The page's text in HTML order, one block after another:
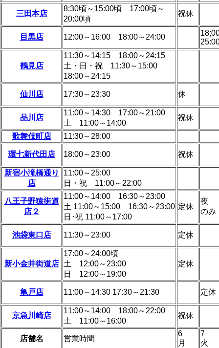
三田本店
8:30頃～15:00頃 17:00頃～
20:00頃
祝休
目黒店 12:00～16:00 18:00～24:00
鶴見店
11:30～14:15 18:00～24:15
土・日・祝 11:30～15:00
18:00～24:15
仙川店 17:30～23:30 休
品川店
11:00～14:30 17:00～21:00
土 11:00～14:00
祝休
歌舞伎町店 11:30～28:00
環七新代田店 18:00～23:00 祝休
新宿小滝橋通り
店
11:00～25:00
日・祝 11:00～22:00
八王子野猿街道
店２
11:00～14:00 16:30～23:00
土 11:00～15:00 16:30～23:00
日･祝 11:00～17:00
定休
夜
のみ
池袋東口店 11:30～23:00 定休
新小金井街道店
17:00～24:00頃
土 12:00～23:00
日 12:00～19:00
定休
亀戸店 11:00～14:30 17:30～21:30 定休
京急川崎店
11:00～14:00 18:00～22:00
土 11:00～16:00
祝休
店舗名 営業時間
6
月
7
火